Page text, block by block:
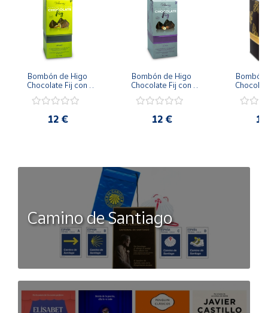
Bombón de Higo
Chocolate Fij con
uds / 150 g
12 €
Bombón de Higo
Chocolate Fij con
uds / 150 g
12 €
Bombón
uds /
Camino de Santiago